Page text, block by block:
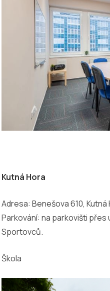
Kutná Hora
Adresa: Benešova 610, Kutná
Parkování: na parkovišti přes
Sportovců.
Škola